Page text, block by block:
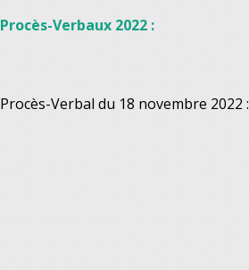
Procès-Verbaux 2022 :
Procès-Verbal du 18 novembre 2022 :